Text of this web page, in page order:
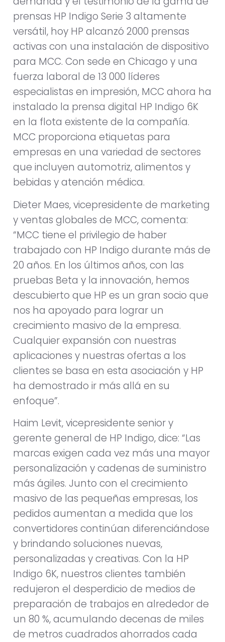
prensas HP Indigo Serie 3 altamente
versátil, hoy HP alcanzó 2000 prensas
activas con una instalación de dispositivo
para MCC. Con sede en Chicago y una
fuerza laboral de 13 000 líderes
especialistas en impresión, MCC ahora ha
instalado la prensa digital HP Indigo 6K
en la flota existente de la compañía.
MCC proporciona etiquetas para
empresas en una variedad de sectores
que incluyen automotriz, alimentos y
bebidas y atención médica.
Dieter Maes, vicepresidente de marketing
y ventas globales de MCC, comenta:
“MCC tiene el privilegio de haber
trabajado con HP Indigo durante más de
20 años. En los últimos años, con las
pruebas Beta y la innovación, hemos
descubierto que HP es un gran socio que
nos ha apoyado para lograr un
crecimiento masivo de la empresa.
Cualquier expansión con nuestras
aplicaciones y nuestras ofertas a los
clientes se basa en esta asociación y HP
ha demostrado ir más allá en su
enfoque”.
Haim Levit, vicepresidente senior y
gerente general de HP Indigo, dice: “Las
marcas exigen cada vez más una mayor
personalización y cadenas de suministro
más ágiles. Junto con el crecimiento
masivo de las pequeñas empresas, los
pedidos aumentan a medida que los
convertidores continúan diferenciándose
y brindando soluciones nuevas,
personalizadas y creativas. Con la HP
Indigo 6K, nuestros clientes también
redujeron el desperdicio de medios de
preparación de trabajos en alrededor de
un 80 %, acumulando decenas de miles
de metros cuadrados ahorrados cada